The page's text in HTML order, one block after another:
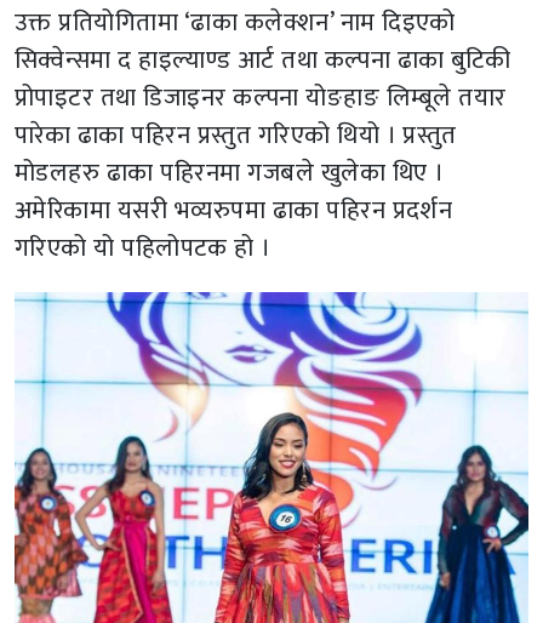
उक्त प्रतियोगितामा ‘ढाका कलेक्शन’ नाम दिइएको
सिक्वेन्समा द हाइल्याण्ड आर्ट तथा कल्पना ढाका बुटिकी
प्रोपाइटर तथा डिजाइनर कल्पना योङहाङ लिम्बूले तयार
पारेका ढाका पहिरन प्रस्तुत गरिएको थियो । प्रस्तुत
मोडलहरु ढाका पहिरनमा गजबले खुलेका थिए ।
अमेरिकामा यसरी भव्यरुपमा ढाका पहिरन प्रदर्शन
गरिएको यो पहिलोपटक हो ।